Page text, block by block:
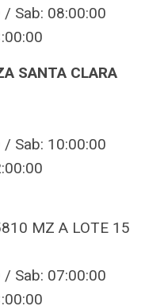
Sab: 08:00:00
SANTA CLARA
Sab: 10:00:00
MZ A LOTE 15
Sab: 07:00:00